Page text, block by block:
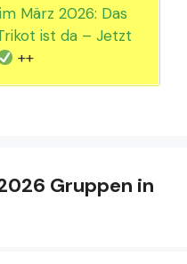
März 2026: Das
ist da – Jetzt
++
Gruppen in